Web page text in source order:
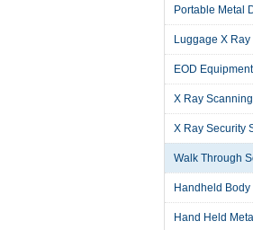
Portable Metal
Luggage X
EOD Equipment
X Ray
X Ray Security
Walk Through
Handheld
Hand Held